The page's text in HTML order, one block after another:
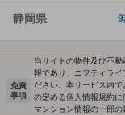
静岡県
免責
事項
当サイトの物件及び不
報であり、ニフティラ
ださい。本サービス内
の定める個人情報規約に
マンション情報の一部